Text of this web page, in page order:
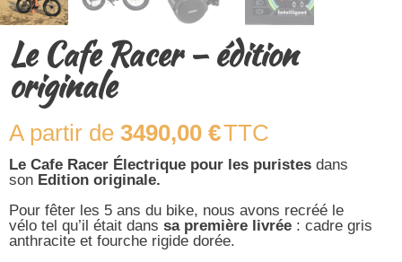
Le Cafe Racer – édition
originale
3490,00 €TTC
Le Cafe Racer Électrique pour les puristes dans
son Edition originale.
Pour fêter les 5 ans du bike, nous avons recréé le
vélo tel qu’il était dans sa première livrée : cadre gris
anthracite et fourche rigide dorée.